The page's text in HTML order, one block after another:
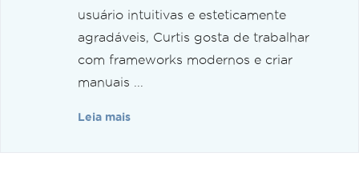
usuário intuitivas e esteticamente
agradáveis, Curtis gosta de trabalhar
com frameworks modernos e criar
manuais ...
Leia mais